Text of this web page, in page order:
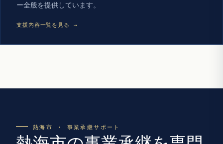
ー全般を提供しています。
支援内容一覧を見る →
熱海市 · 事業承継サポート